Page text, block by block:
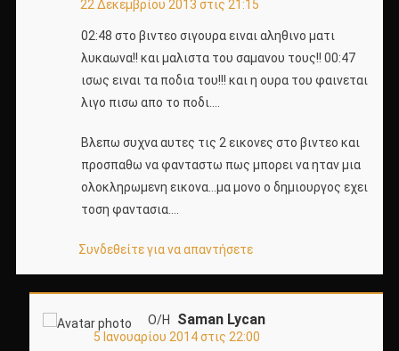
22 Δεκεμβρίου 2013 στις 21:15
02:48 στο βιντεο σιγουρα ειναι αληθινο ματι
λυκαωνα!! και μαλιστα του σαμανου τους!! 00:47
ισως ειναι τα ποδια του!!! και η ουρα του φαινεται
λιγο πισω απο το ποδι….
Βλεπω συχνα αυτες τις 2 εικονες στο βιντεο και
προσπαθω να φανταστω πως μπορει να ηταν μια
ολοκληρωμενη εικονα…μα μονο ο δημιουργος εχει
τοση φαντασια….
Συνδεθείτε για να απαντήσετε
Ο/Η Saman Lycan
5 Ιανουαρίου 2014 στις 22:00